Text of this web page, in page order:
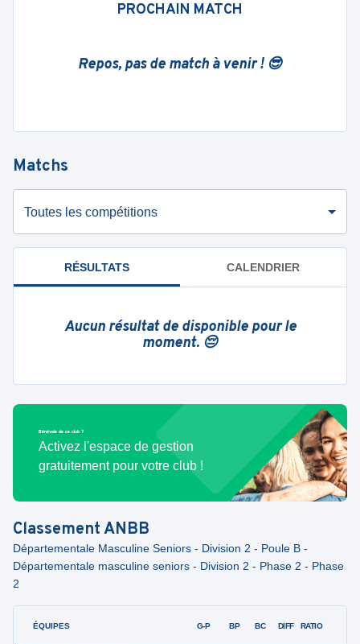
PROCHAIN MATCH
Repos, pas de match à venir ! 😎
Matchs
Toutes les compétitions
RÉSULTATS CALENDRIER
Aucun résultat de disponible pour le
moment. 😔
Bénévole de ce club ?
Activez l'espace de gestion
gratuitement pour votre club !
ClassementANBB
Départementale Masculine Seniors - Division 2 - Poule B -
Départementale masculine seniors - Division 2 - Phase 2 - Phase
2
ÉQUIPES G-P BP BC DIFF RATIO